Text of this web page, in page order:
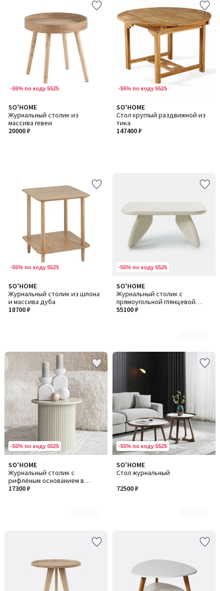
-55% по коду 5525
SO'HOME
Журнальный столик из
массива гевеи
20000 ₽
-55% по коду 5525
SO'HOME
Стол круглый раздвижной из
тика
147400 ₽
-55% по коду 5525
SO'HOME
Журнальный столик из шпона
и массива дуба
18700 ₽
-55% по коду 5525
SO'HOME
Журнальный столик с
прямоугольной глянцевой
столешницей
55100 ₽
Количество
цветов:
2
-55% по коду 5525
SO'HOME
Журнальный столик с
рифлёным основанием в
пастельном цвете
17300 ₽
Количество
цветов:
5
-55% по коду 5525
SO'HOME
Стол журнальный
72500 ₽
Количество
цветов:
2